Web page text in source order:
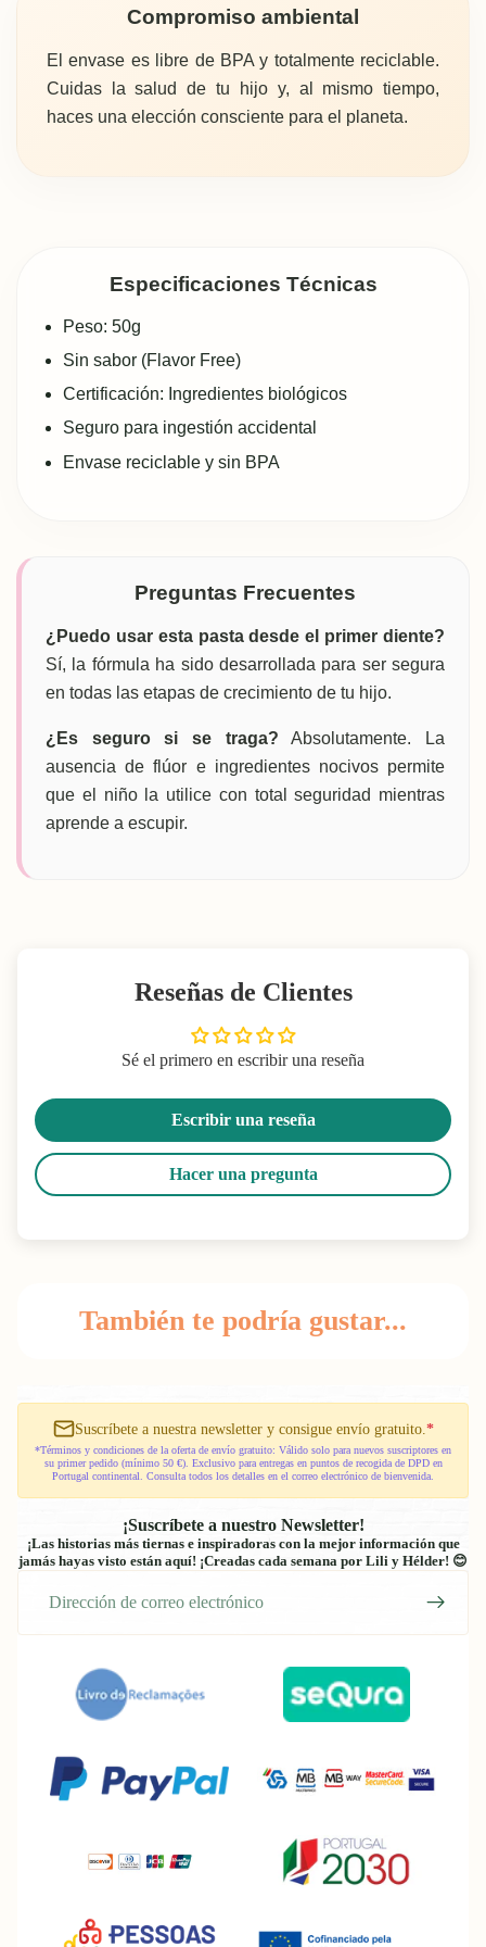
Compromiso ambiental
El envase es libre de BPA y totalmente reciclable.
Cuidas la salud de tu hijo y, al mismo tiempo,
haces una elección consciente para el planeta.
Especificaciones Técnicas
Peso: 50g
Sin sabor (Flavor Free)
Certificación: Ingredientes biológicos
Seguro para ingestión accidental
Envase reciclable y sin BPA
Preguntas Frecuentes
¿Puedo usar esta pasta desde el primer diente?
Sí, la fórmula ha sido desarrollada para ser segura
en todas las etapas de crecimiento de tu hijo.
¿Es seguro si se traga? Absolutamente. La
ausencia de flúor e ingredientes nocivos permite
que el niño la utilice con total seguridad mientras
aprende a escupir.
Reseñas de Clientes
Sé el primero en escribir una reseña
Escribir una reseña
Hacer una pregunta
También te podría gustar...
Suscríbete a nuestra newsletter y consigue envío gratuito. *
*Términos y condiciones de la oferta de envío gratuito: Válido solo para nuevos suscriptores en
su primer pedido (mínimo 50 €). Exclusivo para entregas en puntos de recogida de DPD en
Portugal continental. Consulta todos los detalles en el correo electrónico de bienvenida.
¡Suscríbete a nuestro Newsletter!
¡Las historias más tiernas e inspiradoras con la mejor información que
jamás hayas visto están aquí! ¡Creadas cada semana por Lili y Hélder! 😊
electrónico